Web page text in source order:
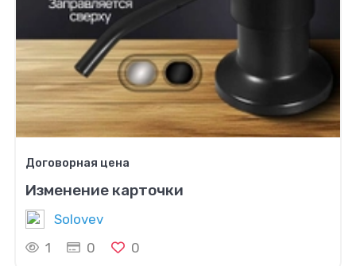
Договорная цена
Изменение карточки
Solovev
1
0 0